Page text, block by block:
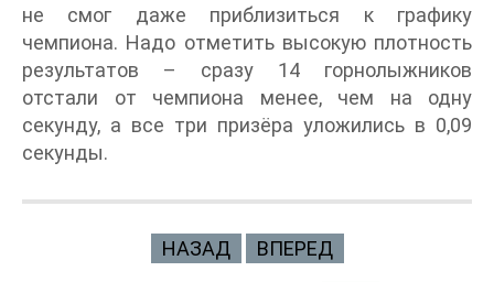
не смог даже приблизиться к графику
чемпиона. Надо отметить высокую плотность
результатов – сразу 14 горнолыжников
отстали от чемпиона менее, чем на одну
секунду, а все три призёра уложились в 0,09
секунды.
НАЗАД ВПЕРЕД